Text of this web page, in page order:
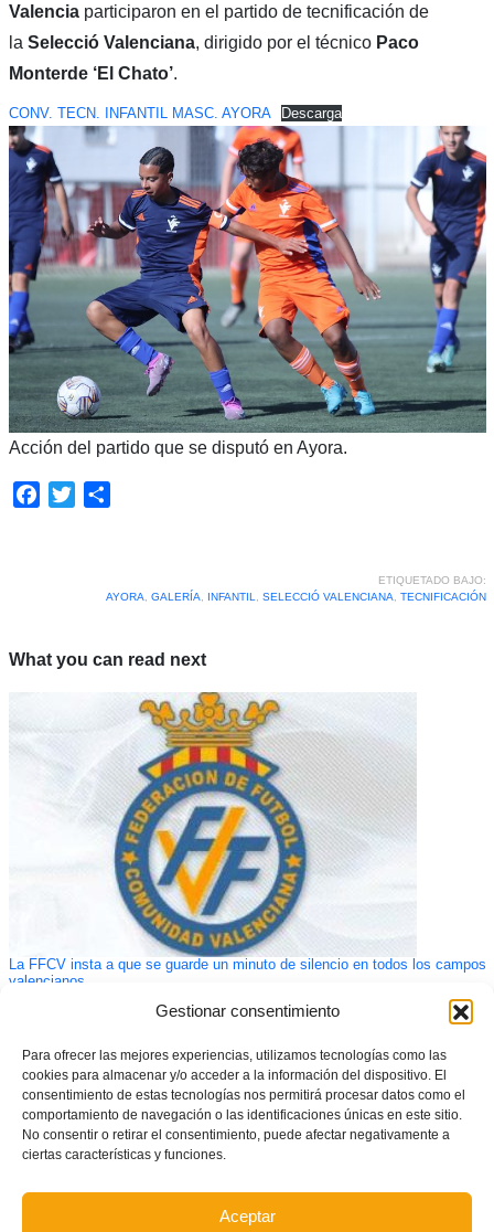
Gestionar consentimiento
Para ofrecer las mejores experiencias, utilizamos tecnologías como las
cookies para almacenar y/o acceder a la información del dispositivo. El
consentimiento de estas tecnologías nos permitirá procesar datos como el
comportamiento de navegación o las identificaciones únicas en este sitio.
No consentir o retirar el consentimiento, puede afectar negativamente a
ciertas características y funciones.
Aceptar
Valenciaparticiparon en el partido de tecnificación de
la Selecció Valenciana, dirigido por el técnico Paco
Monterde ‘El Chato’.
CONV. TECN. INFANTIL MASC. AYORA Descarga
Acción del partido que se disputó en Ayora.
Facebook
Twitter
ETIQUETADO BAJO:
AYORA
GALERÍA INFANTIL SELECCIÓ VALENCIANA TECNIFICACIÓN
What you can read next
La FFCV insta a que se guarde un minuto de silencio en todos los campos
valencianos